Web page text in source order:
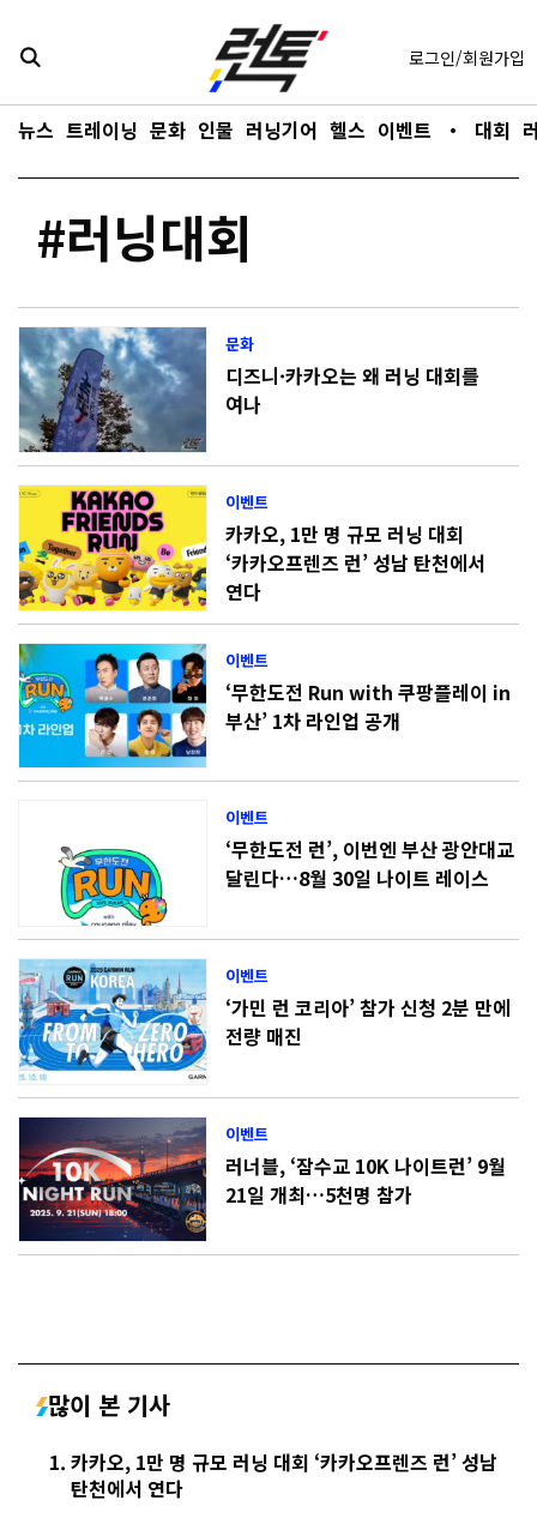
바로가기
뉴스 트레이닝 문화 인물 러닝기어 헬스 이벤트 ・ 대회
로그인/회원가입
#러닝대회
문화
디즈니·카카오는 왜 러닝 대회를
여나
이벤트
카카오, 1만 명 규모 러닝 대회
‘카카오프렌즈 런’ 성남 탄천에서
연다
이벤트
‘무한도전 Run with 쿠팡플레이 in
부산’ 1차 라인업 공개
이벤트
‘무한도전 런’, 이번엔 부산 광안대교
달린다…8월 30일 나이트 레이스
이벤트
‘가민 런 코리아’ 참가 신청 2분 만에
전량 매진
이벤트
러너블, ‘잠수교 10K 나이트런’ 9월
21일 개최…5천명 참가
많이 본 기사
카카오, 1만 명 규모 러닝 대회 ‘카카오프렌즈 런’ 성남
탄천에서 연다